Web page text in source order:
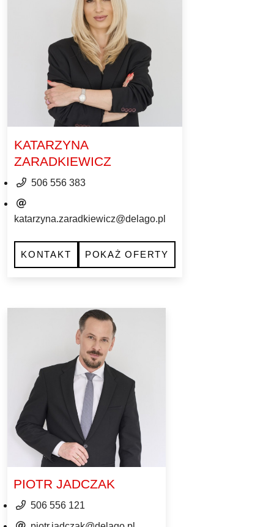
KATARZYNA
ZARADKIEWICZ
506 556 383
katarzyna.zaradkiewicz@delago.pl
KONTAKT POKAŻ OFERTY
PIOTR JADCZAK
506 556 121